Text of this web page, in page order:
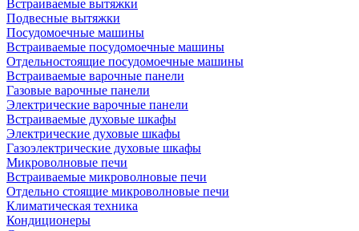
Встраиваемые вытяжки
Подвесные вытяжки
Посудомоечные машины
Встраиваемые посудомоечные машины
Отдельностоящие посудомоечные машины
Встраиваемые варочные панели
Газовые варочные панели
Электрические варочные панели
Встраиваемые духовые шкафы
Электрические духовые шкафы
Газоэлектрические духовые шкафы
Микроволновые печи
Встраиваемые микроволновые печи
Отдельно стоящие микроволновые печи
Климатическая техника
Кондиционеры